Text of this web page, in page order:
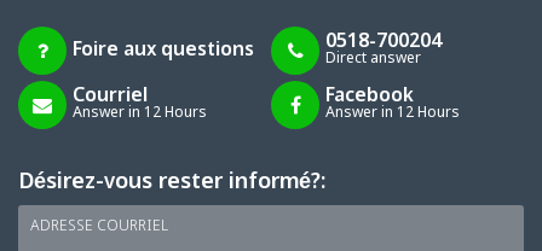
Foire aux questions 0518-700204
Direct answer
Courriel
Answer in 12 Hours
Facebook
Answer in 12 Hours
Désirez-vous rester informé?:
ADRESSE COURRIEL